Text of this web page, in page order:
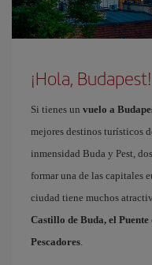
¡Hola, Budapest!
Si tienes un vuelo a
mejores destinos turísticos
inmensidad Buda y Pest,
formar una de las capitales
ciudad tiene muchos
Castillo de Buda, el Puente
Pescadores.